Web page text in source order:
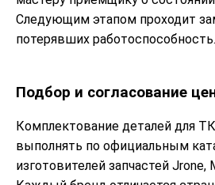
Следующим этапом проходит
потерявших работоспособность.
Подбор и согласование
Комплектование деталей для
выполнять по официальным
изготовителей запчастей Jrone,